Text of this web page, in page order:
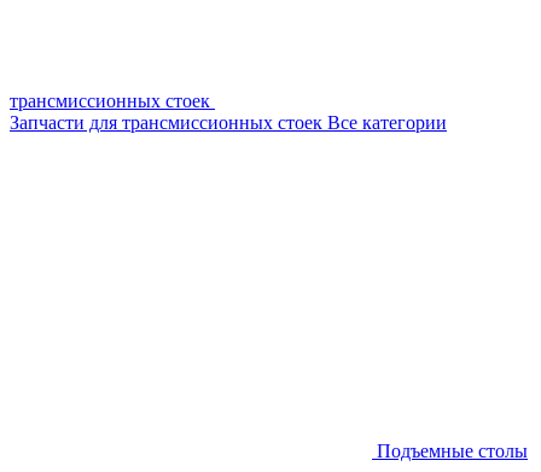
трансмиссионных стоек
Запчасти для трансмиссионных стоек Все категории
Подъемные столы